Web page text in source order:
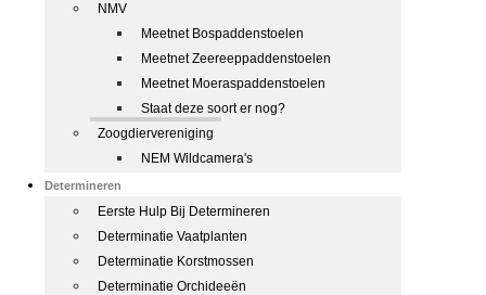
NMV
Meetnet Bospaddenstoelen
Meetnet Zeereeppaddenstoelen
Meetnet Moeraspaddenstoelen
Staat deze soort er nog?
Zoogdiervereniging
NEM Wildcamera's
Determineren
Eerste Hulp Bij Determineren
Determinatie Vaatplanten
Determinatie Korstmossen
Determinatie Orchideeën